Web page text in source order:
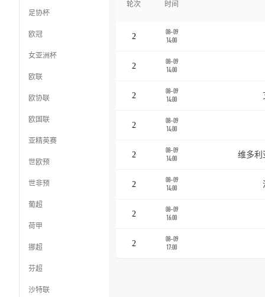
足协杯
欧冠
女亚洲杯
欧联
欧协联
欧国联
亚精英赛
世欧预
世非预
葡超
荷甲
挪超
芬超
沙特联
轮次 时间
2
08-09
14:00
2
08-09
14:00
2
08-09
14:00
2
08-09
14:00
2
08-09
14:00
维多利
2
08-09
14:00
2
08-09
16:00
2
08-09
17:00